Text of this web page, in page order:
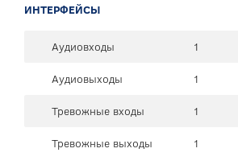
ИНТЕРФЕЙСЫ
Аудиовходы
1
Аудиовыходы
1
Тревожные входы
1
Тревожные выходы
1